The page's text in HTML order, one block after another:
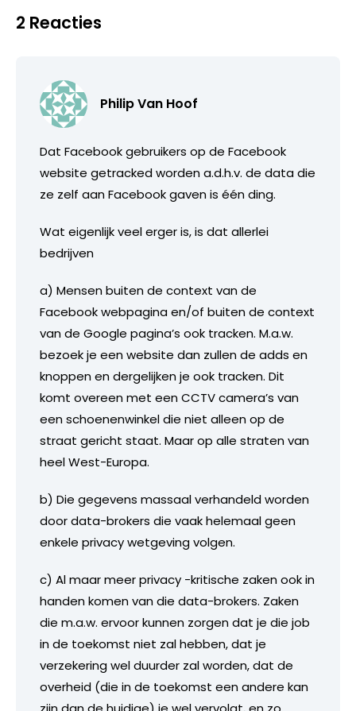
2 Reacties
Philip Van Hoof
Dat Facebook gebruikers op de Facebook
website getracked worden a.d.h.v. de data die
ze zelf aan Facebook gaven is één ding.
Wat eigenlijk veel erger is, is dat allerlei
bedrijven
a) Mensen buiten de context van de
Facebook webpagina en/of buiten de context
van de Google pagina’s ook tracken. M.a.w.
bezoek je een website dan zullen de adds en
knoppen en dergelijken je ook tracken. Dit
komt overeen met een CCTV camera’s van
een schoenenwinkel die niet alleen op de
straat gericht staat. Maar op alle straten van
heel West-Europa.
b) Die gegevens massaal verhandeld worden
door data-brokers die vaak helemaal geen
enkele privacy wetgeving volgen.
c) Al maar meer privacy -kritische zaken ook in
handen komen van die data-brokers. Zaken
die m.a.w. ervoor kunnen zorgen dat je die job
in de toekomst niet zal hebben, dat je
verzekering wel duurder zal worden, dat de
overheid (die in de toekomst een andere kan